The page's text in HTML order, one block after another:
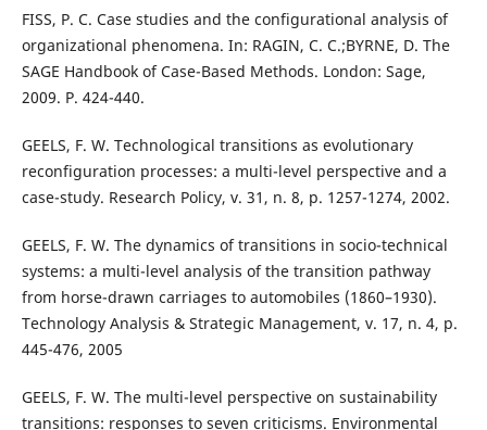
FISS, P. C. Case studies and the configurational analysis of
organizational phenomena. In: RAGIN, C. C.;BYRNE, D. The
SAGE Handbook of Case-Based Methods. London: Sage,
2009. P. 424-440.
GEELS, F. W. Technological transitions as evolutionary
reconfiguration processes: a multi-level perspective and a
case-study. Research Policy, v. 31, n. 8, p. 1257-1274, 2002.
GEELS, F. W. The dynamics of transitions in socio-technical
systems: a multi-level analysis of the transition pathway
from horse-drawn carriages to automobiles (1860–1930).
Technology Analysis & Strategic Management, v. 17, n. 4, p.
445-476, 2005
GEELS, F. W. The multi-level perspective on sustainability
transitions: responses to seven criticisms. Environmental